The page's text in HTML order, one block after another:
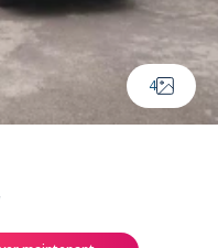
4